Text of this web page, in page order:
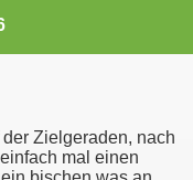
Zielgeraden, nach
mal einen